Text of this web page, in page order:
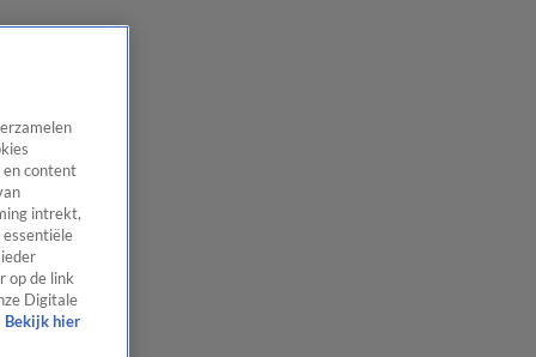
en content
intrekt,
op de link
Digitale
Bekijk hier